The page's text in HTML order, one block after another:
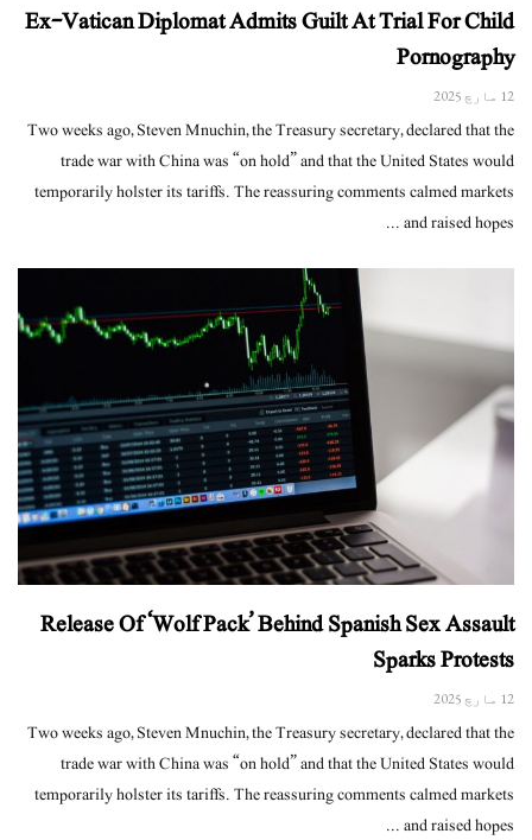
Ex-Vatican Diplomat Admits Guilt At Trial For Child
Pornography
12 مارچ 2025
Two weeks ago, Steven Mnuchin, the Treasury secretary, declared that the
trade war with China was “on hold” and that the United States would
temporarily holster its tariffs. The reassuring comments calmed markets
and raised hopes ...
Release Of ‘Wolf Pack’ Behind Spanish Sex Assault
Sparks Protests
12 مارچ 2025
Two weeks ago, Steven Mnuchin, the Treasury secretary, declared that the
trade war with China was “on hold” and that the United States would
temporarily holster its tariffs. The reassuring comments calmed markets
and raised hopes ...